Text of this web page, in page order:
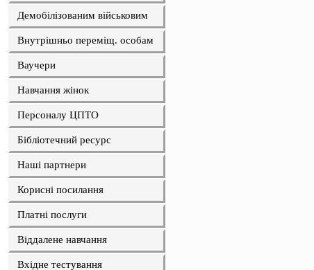
Демобілізованим військовим
Внутрішньо переміщ. особам
Ваучери
Навчання жінок
Персоналу ЦПТО
Бібліотечний ресурс
Наші партнери
Корисні посилання
Платні послуги
Віддалене навчання
Вхідне тестування